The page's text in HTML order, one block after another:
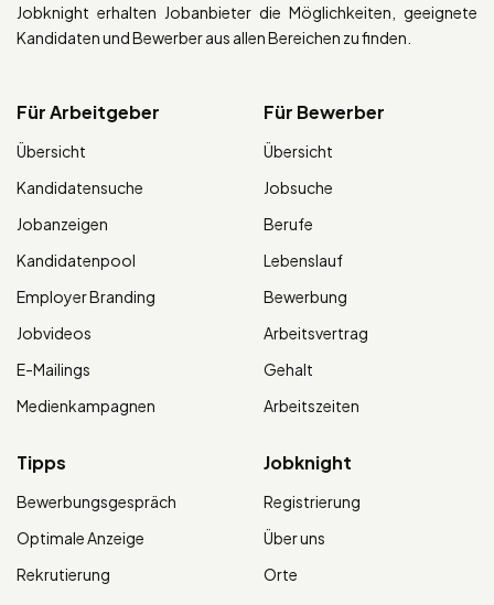
Jobknight erhalten Jobanbieter die Möglichkeiten, geeignete
Kandidaten und Bewerber aus allen Bereichen zu finden.
Für Arbeitgeber
Übersicht
Kandidatensuche
Jobanzeigen
Kandidatenpool
Employer Branding
Jobvideos
E-Mailings
Medienkampagnen
Für Bewerber
Übersicht
Jobsuche
Berufe
Lebenslauf
Bewerbung
Arbeitsvertrag
Gehalt
Arbeitszeiten
Tipps
Bewerbungsgespräch
Optimale Anzeige
Rekrutierung
Jobknight
Registrierung
Über uns
Orte